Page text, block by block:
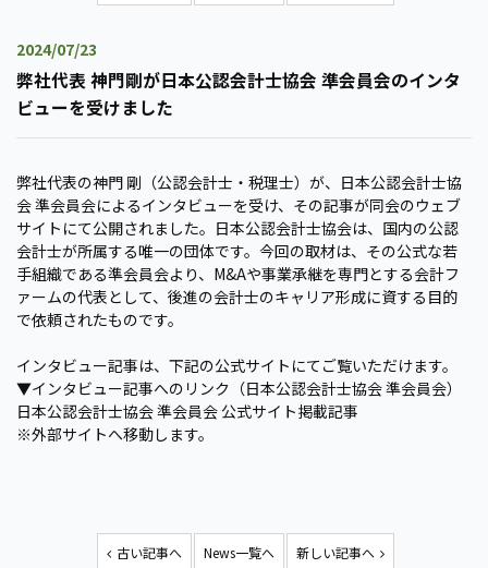
2024/07/23
弊社代表 神門剛が日本公認会計士協会 準会員会のインタ
ビューを受けました
弊社代表の神門 剛 （公認会計士・税理士）が、日本公認会計士協
会 準会員会によるインタビューを受け、その記事が同会のウェブ
サイトにて公開されました。日本公認会計士協会は、国内の公認
会計士が所属する唯一の団体です。今回の取材は、その公式な若
手組織である準会員会より、M&Aや事業承継を専門とする会計フ
ァームの代表として、後進の会計士のキャリア形成に資する目的
で依頼されたものです。
インタビュー記事は、下記の公式サイトにてご覧いただけます。
▼インタビュー記事へのリンク（日本公認会計士協会 準会員会）
日本公認会計士協会 準会員会 公式サイト掲載記事
※外部サイトへ移動します。
古い記事へ News一覧へ 新しい記事へ